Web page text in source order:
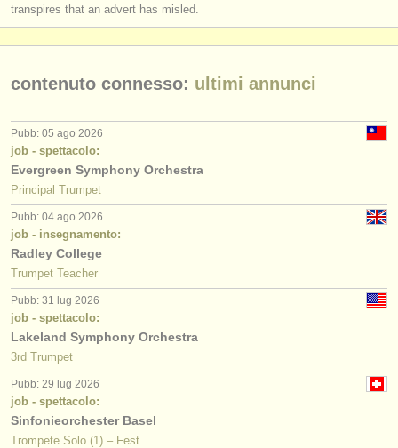
transpires that an advert has misled.
contenuto connesso: ultimi annunci
Pubb: 05 ago 2026
job - spettacolo:
Evergreen Symphony Orchestra
Principal Trumpet
Pubb: 04 ago 2026
job - insegnamento:
Radley College
Trumpet Teacher
Pubb: 31 lug 2026
job - spettacolo:
Lakeland Symphony Orchestra
3rd Trumpet
Pubb: 29 lug 2026
job - spettacolo:
Sinfonieorchester Basel
Trompete Solo (1) – Fest